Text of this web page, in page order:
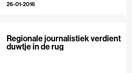
26-01-2016
Regionale journalistiek verdient
duwtje in de rug